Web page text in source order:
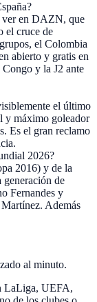
ver en DAZN, que
el cruce de
el Colombia
abierto y gratis en
y la J2 ante
el último
y máximo goleador
Es el gran reclamo
2026?
2016) y de la
de
Fernandes y
Además
al minuto.
LaLiga, UEFA,